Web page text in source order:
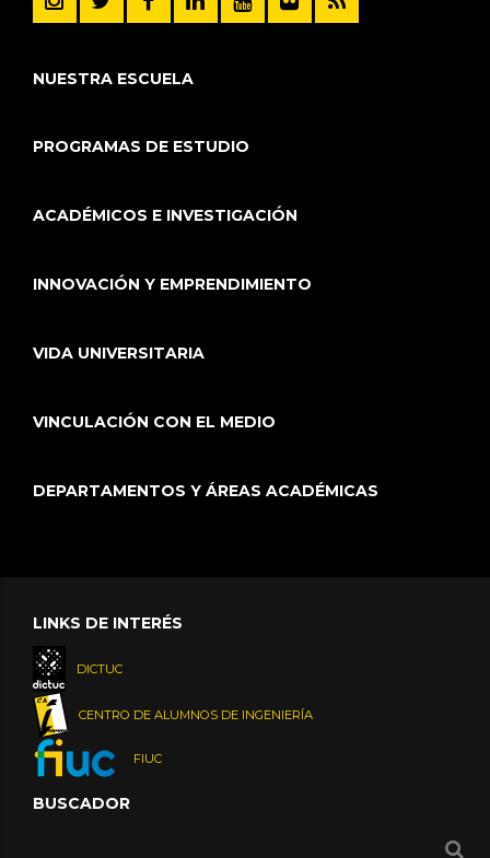
NUESTRA ESCUELA
PROGRAMAS DE ESTUDIO
ACADÉMICOS E INVESTIGACIÓN
INNOVACIÓN Y EMPRENDIMIENTO
VIDA UNIVERSITARIA
VINCULACIÓN CON EL MEDIO
DEPARTAMENTOS Y ÁREAS ACADÉMICAS
LINKS DE INTERÉS
DICTUC
CENTRO DE ALUMNOS DE INGENIERÍA
FIUC
BUSCADOR